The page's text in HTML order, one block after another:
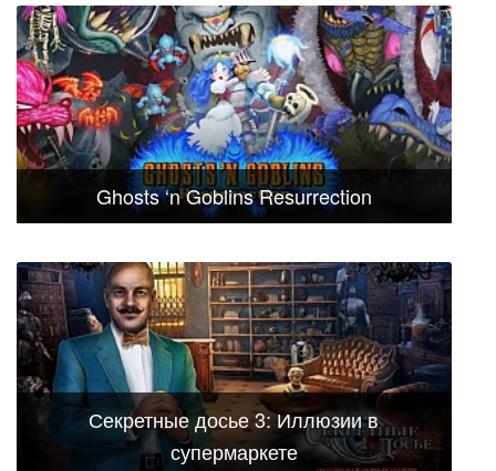
Ghosts ‘n Goblins Resurrection
Секретные досье 3: Иллюзии в
супермаркете